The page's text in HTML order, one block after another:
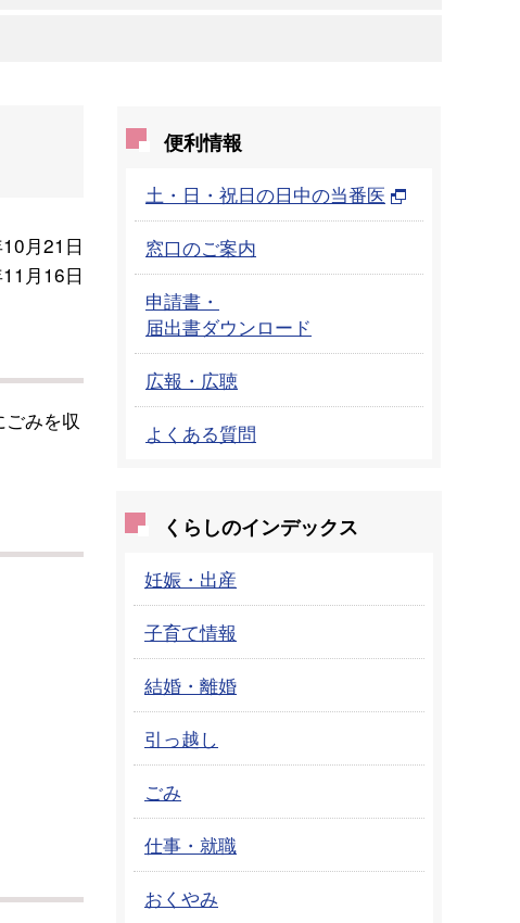
月21日
月16日
みを収
便利情報
土・日・祝日の日中の当番医
窓口のご案内
申請書・
届出書ダウンロード
広報・広聴
よくある質問
くらしのインデックス
妊娠・出産
子育て情報
結婚・離婚
引っ越し
ごみ
仕事・就職
おくやみ